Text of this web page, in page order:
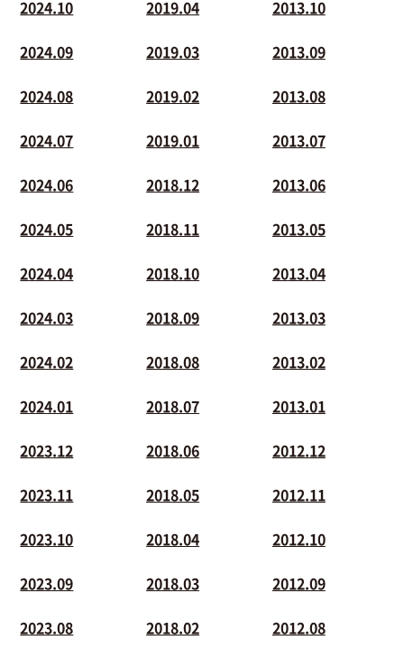
2024.10
2024.09
2024.08
2024.07
2024.06
2024.05
2024.04
2024.03
2024.02
2024.01
2023.12
2023.11
2023.10
2023.09
2023.08
2019.04
2019.03
2019.02
2019.01
2018.12
2018.11
2018.10
2018.09
2018.08
2018.07
2018.06
2018.05
2018.04
2018.03
2018.02
2013.10
2013.09
2013.08
2013.07
2013.06
2013.05
2013.04
2013.03
2013.02
2013.01
2012.12
2012.11
2012.10
2012.09
2012.08